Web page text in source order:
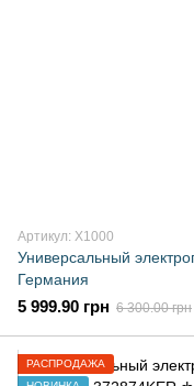
Артикул: X1000
Универсальный
Германия
5 999.90 грн 6 300.00 грн
РАСПРОДАЖА